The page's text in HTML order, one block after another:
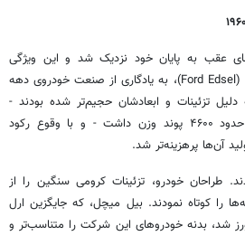
دوران باله‌های عقب به پایان خود نزدیک شد و این ویژگی
به‌سرعت، همچون «فورد اِدسل» (Ford Edsel)، به یادگاری از صنعت خودروی دهه
دلیل تزئینات و ابعادشان حجیم‌تر شده بودند -
سبک‌ترین کادیلاک مدل ۱۹۵۹ حدود ۴۶۰۰ پوند وزن داشت - و با وقوع رکود
طراحان خودرو، تزئینات کرومی سنگین را از
را کوتاه نمودند. بیل میچل، که جایگزین ارل
شد، بدنه خودروهای این شرکت را متناسب‌تر و